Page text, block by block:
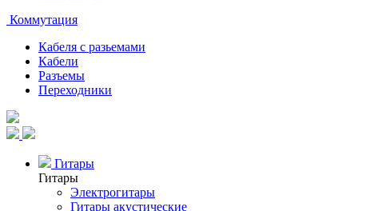
Коммутация
Кабеля с разьемами
Кабели
Разъемы
Переходники
Гитары
Гитары
Электрогитары
Гитары акустические